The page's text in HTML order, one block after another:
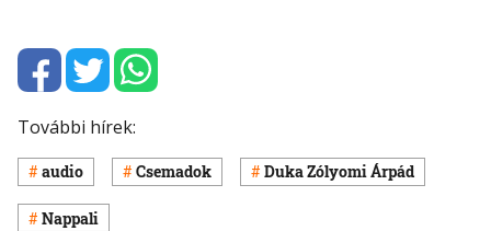
További hírek:
audio Csemadok Duka Zólyomi Árpád
Nappali